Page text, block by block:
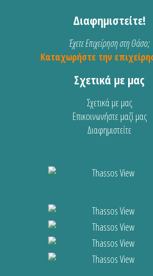
Διαφημιστείτε!
Έχετε Επιχείρηση στη Θάσο;
Καταχωρήστε την
Σχετικά με μας
Σχετικά με μας
Επικοινωνήστε μαζί μας
Διαφημιστείτε